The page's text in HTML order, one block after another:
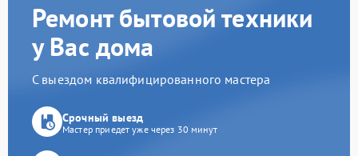
Ремонт бытовой техники
у Вас дома
С выездом квалифицированного мастера
Срочный выезд
Мастер приедет уже через 30 минут